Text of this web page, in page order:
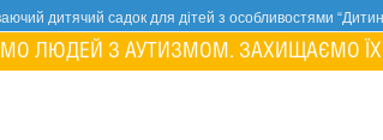
дитячий садок для дітей з особливостями
ЛЮДЕЙ З АУТИЗМОМ. ЗАХИЩАЄМО